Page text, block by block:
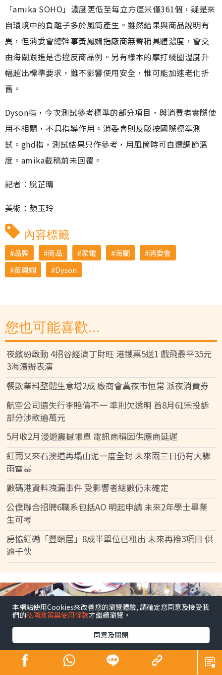
「amika SOHO」濃度更低至每立方厘米僅361個，疑是來
自環境中的負離子多於風筒產生。雖然結果與商品說明有
異，但消委會總幹事黃鳳嫺指廠商無聲稱具體濃度，會交
由海關跟進是否違反商品例。另有樣本的摩打綫圈溫度升
幅超出標準要求，雖不影響使用安全，惟可能加速老化折
舊。
Dyson指，今次測試參考標準的部分項目，與消費者實際使
用不相關，不具指導作用。消委會則反駁按國際標準測
試。ghd指，測試結果只作參考，用風筒時可自選調節溫
度。amika截稿前未回覆。
記者︰脫芷晴
美術：顏玉玲
內容標籤
品牌 商品 家電 海關
消委會
黃鳳嫺
Dyson
您也可能喜歡...
夜繽紛啟動 4招谷經濟丁財旺 港鐵票5送1 戲飛最平35元
3海濱辦表演
餐飲業料整體生意增2成 廠商會冀夜市恒常 派夜消費券
航空公司遺失行李賠償不一 準則欠透明 首8月61宗投訴
部分涉款逾萬元
5月收2月漫遊震撼帳單 電訊商稱因供應商延遲
紅雨又來石澳道再塌山泥一度全封 未來兩三日仍有大驟
雨雷暴
數碼港資料洩漏事件 受影響者總數仍未確定
公僕聯合招聘6職系包括AO 明起申請 未來2年學士畢業
生可考
房協紅磡「豐頤居」8成半單位已租出 未來再推3項目 供
逾千伙
本網站使用Cookies來改善您的瀏覽體驗, 請確定您同意及接受我
們的私隱政策與使用條款才繼續瀏覽。
同意及關閉